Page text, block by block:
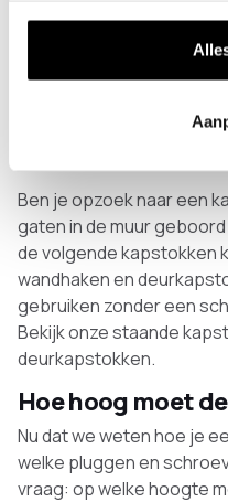
Wanneer je de kapstok
dit alleen mogelijk met
kapstokken. Een
raden wij af.
Ben je opzoek naar een
gaten in de muur
de volgende kapstokken
wandhaken en
gebruiken zonder een
Bekijk onze staande
deurkapstokken.
Hoe hoog moet
Nu dat we weten hoe je
welke pluggen en
vraag: op welke hoogte